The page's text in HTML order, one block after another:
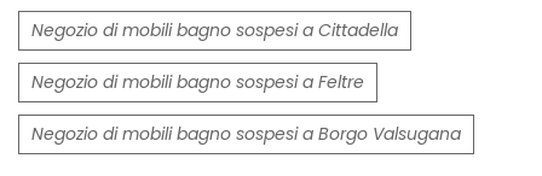
Negozio di mobili bagno sospesi a Cittadella
Negozio di mobili bagno sospesi a Feltre
Negozio di mobili bagno sospesi a Borgo Valsugana